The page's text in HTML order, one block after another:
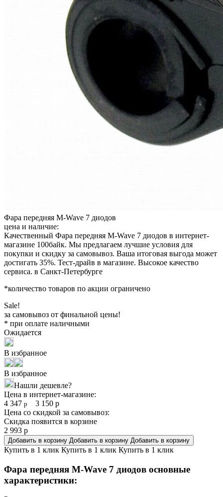
Фара передняя M-Wave 7 диодов
цена и наличие:
Качественный Фара передняя M-Wave 7 диодов в интернет-
магазине 100байк. Мы предлагаем лучшие условия для
покупки и скидку за самовывоз. Ваша итоговая выгода может
достигать 35%. Тест-драйв в магазине. Высокое качество
сервиса. в Санкт-Петербурге
*количество товаров по акции ограничено
Sale!
за самовывоз от финальной цены!
* при оплате наличными
Ожидается
В избранное
В избранное
Нашли дешевле?
Цена в интернет-магазине:
4 347 р 3 150 р
Цена со скидкой за самовывоз:
Скидка появится в корзине
2 993 р
Добавить в корзину Добавить в корзину Добавить в корзину
Купить в 1 клик Купить в 1 клик Купить в 1 клик
Фара передняя M-Wave 7 диодов основные
характеристики: